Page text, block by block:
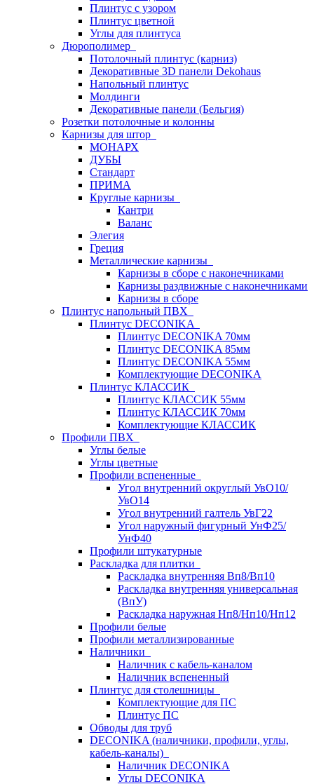
Плинтус с узором
Плинтус цветной
Углы для плинтуса
Дюрополимер
Потолочный плинтус (карниз)
Декоративные 3D панели Dekohaus
Напольный плинтус
Молдинги
Декоративные панели (Бельгия)
Розетки потолочные и колонны
Карнизы для штор
МОНАРХ
ДУБЫ
Стандарт
ПРИМА
Круглые карнизы
Кантри
Валанс
Элегия
Греция
Металлические карнизы
Карнизы в сборе с наконечниками
Карнизы раздвижные с наконечниками
Карнизы в сборе
Плинтус напольный ПВХ
Плинтус DECONIKA
Плинтус DECONIKA 70мм
Плинтус DECONIKA 85мм
Плинтус DECONIKA 55мм
Комплектующие DECONIKA
Плинтус КЛАССИК
Плинтус КЛАССИК 55мм
Плинтус КЛАССИК 70мм
Комплектующие КЛАССИК
Профили ПВХ
Углы белые
Углы цветные
Профили вспененные
Угол внутренний округлый УвО10/
УвО14
Угол внутренний галтель УвГ22
Угол наружный фигурный УнФ25/
УнФ40
Профили штукатурные
Раскладка для плитки
Раскладка внутренняя Вп8/Вп10
Раскладка внутренняя универсальная
(ВпУ)
Раскладка наружная Нп8/Нп10/Нп12
Профили белые
Профили металлизированные
Наличники
Наличник с кабель-каналом
Наличник вспененный
Плинтус для столешницы
Комплектующие для ПС
Плинтус ПС
Обводы для труб
DECONIKA (наличники, профили, углы,
кабель-каналы)
Наличник DECONIKA
Углы DECONIKA